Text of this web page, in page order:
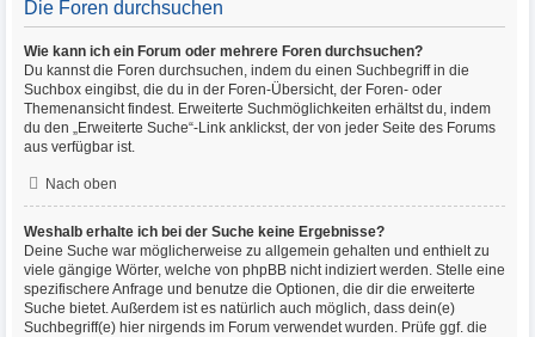
Die Foren durchsuchen
Wie kann ich ein Forum oder mehrere Foren durchsuchen?
Du kannst die Foren durchsuchen, indem du einen Suchbegriff in die
Suchbox eingibst, die du in der Foren-Übersicht, der Foren- oder
Themenansicht findest. Erweiterte Suchmöglichkeiten erhältst du, indem
du den „Erweiterte Suche“-Link anklickst, der von jeder Seite des Forums
aus verfügbar ist.
Nach oben
Weshalb erhalte ich bei der Suche keine Ergebnisse?
Deine Suche war möglicherweise zu allgemein gehalten und enthielt zu
viele gängige Wörter, welche von phpBB nicht indiziert werden. Stelle eine
spezifischere Anfrage und benutze die Optionen, die dir die erweiterte
Suche bietet. Außerdem ist es natürlich auch möglich, dass dein(e)
Suchbegriff(e) hier nirgends im Forum verwendet wurden. Prüfe ggf. die